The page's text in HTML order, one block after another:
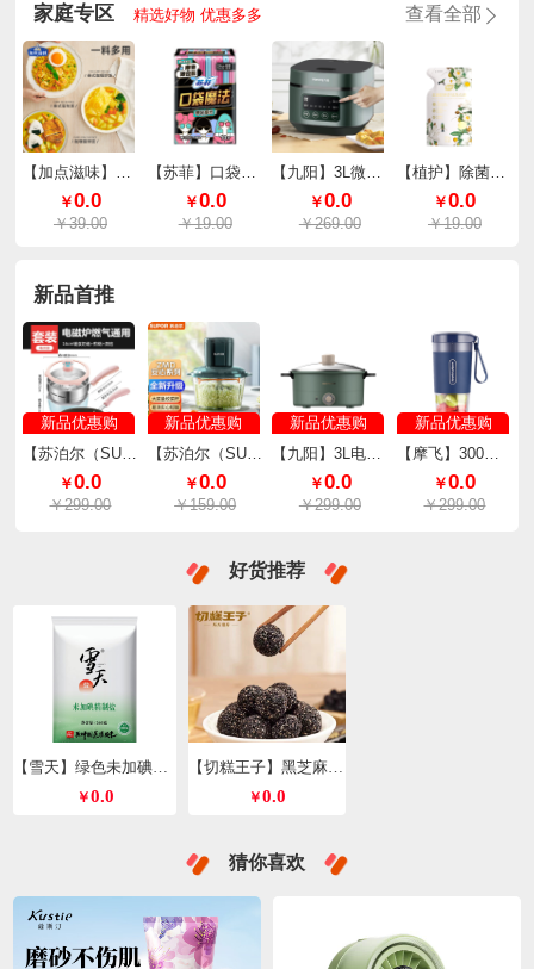
家庭专区 精选好物 优惠多多 查看全部
【加点滋味】泰式厚椰咖喱65g*2袋
￥0.0
￥39.00
【苏菲】口袋魔法零味感超薄棉柔日用240mm*10片/包
￥0.0
￥19.00
【九阳】3L微压快煮电饭煲F30FZ-F636
￥0.0
￥269.00
【植护】除菌除螨香氛洗衣液（樱花香型）
￥0.0
￥19.00
新品首推
新品优惠购
￥0.0
￥299.00
新品优惠购
【苏泊尔（SUPOR）】绞肉机双层四刃精钢刀锋1.75L（有线款） JRD05-U
￥0.0
￥159.00
新品优惠购
￥0.0
￥299.00
新品优惠购
￥0.0
￥299.00
好货推荐
￥0.0 ￥0.0
猜你喜欢